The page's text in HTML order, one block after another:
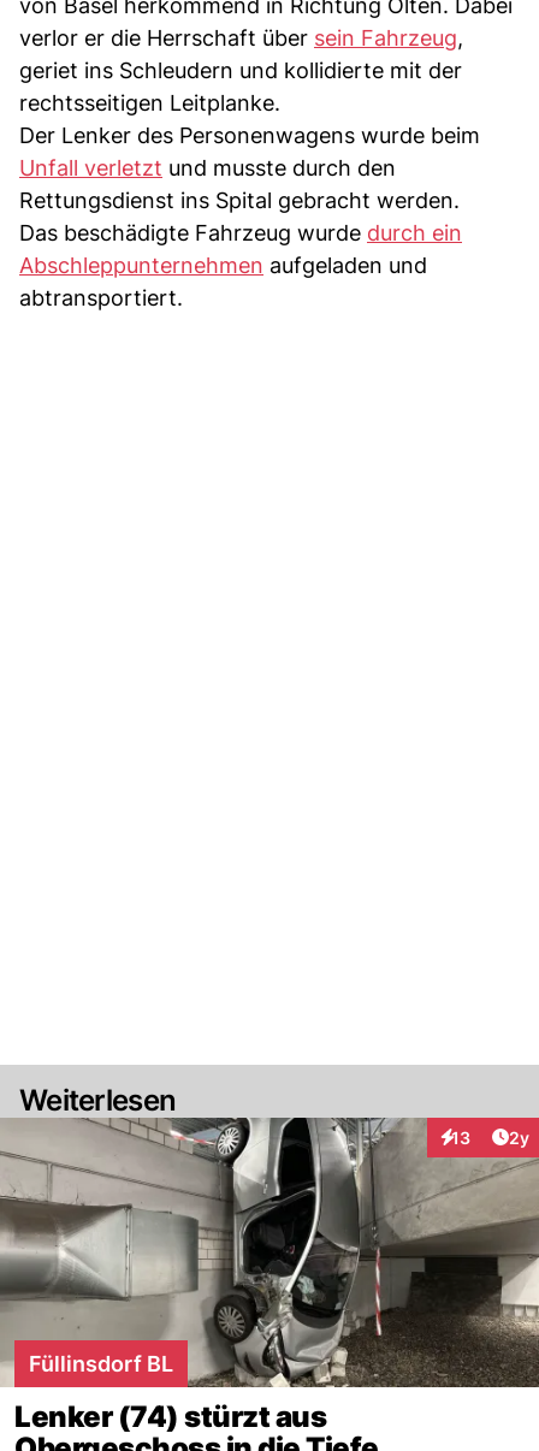
von Basel herkommend in Richtung Olten. Dabei
verlor er die Herrschaft über sein Fahrzeug,
geriet ins Schleudern und kollidierte mit der
rechtsseitigen Leitplanke.
Der Lenker des Personenwagens wurde beim
Unfall verletzt und musste durch den
Rettungsdienst ins Spital gebracht werden.
Das beschädigte Fahrzeug wurde durch ein
Abschleppunternehmen aufgeladen und
abtransportiert.
Weiterlesen
13 2y
Füllinsdorf BL
Lenker (74) stürzt aus